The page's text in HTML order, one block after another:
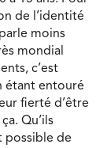
de l’identité
moins
mondial
c’est
étant entouré
fierté d’être
Qu’ils
possible de